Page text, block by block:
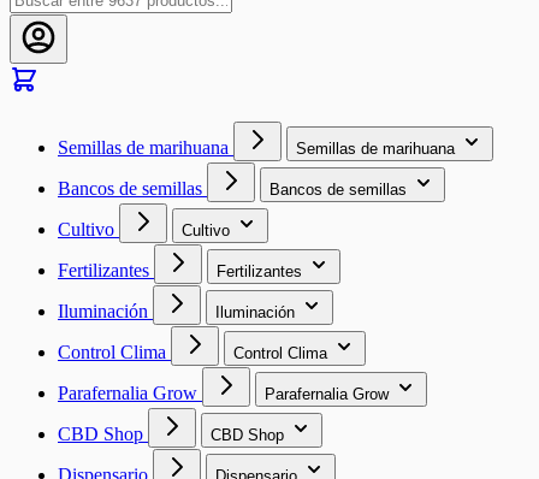
Semillas de marihuana Semillas de marihuana
Bancos de semillas Bancos de semillas
Cultivo Cultivo
Fertilizantes Fertilizantes
Iluminación Iluminación
Control Clima Control Clima
Parafernalia Grow Parafernalia Grow
CBD Shop CBD Shop
Dispensario